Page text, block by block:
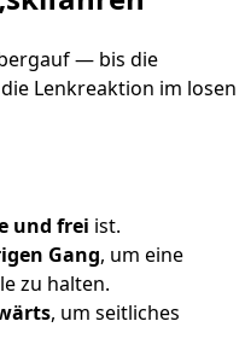
— bis die
Lenkreaktion im losen
und frei ist.
Gang, um eine
zu halten.
, um seitliches